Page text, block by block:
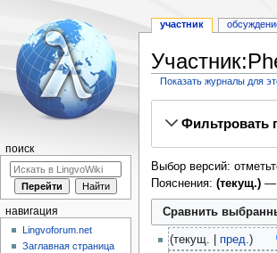
Показать журналы для
Фильтровать
Выбор версий:
Пояснения: (текущ.)—
текущ. пред.
участник
поиск
навигация
Lingvoforum.net
Заглавная страница